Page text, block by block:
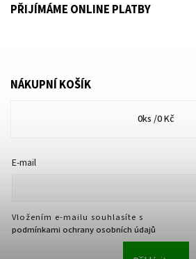
PŘIJÍMÁME ONLINE PLATBY
NÁKUPNÍ KOŠÍK
0ks /0 Kč
E-mail
Vložením e-mailu souhlasíte s
podmínkami ochrany osobních údajů